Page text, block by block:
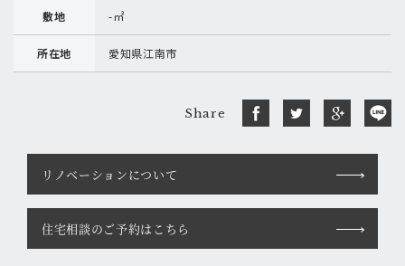
敷地 -㎡
所在地 愛知県江南市
Share
リノベーションについて
住宅相談のご予約はこちら